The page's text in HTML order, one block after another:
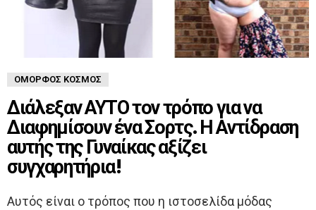
ΌΜΟΡΦΟΣ ΚΌΣΜΟΣ
Διάλεξαν ΑΥΤΟ τον τρόπο για να
Διαφημίσουν ένα Σορτς. Η Αντίδραση
αυτής της Γυναίκας αξίζει
συγχαρητήρια!
Αυτός είναι ο τρόπος που η ιστοσελίδα μόδας